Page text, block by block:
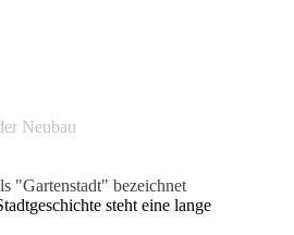
Neubau
"Gartenstadt" bezeichnet
steht eine lange